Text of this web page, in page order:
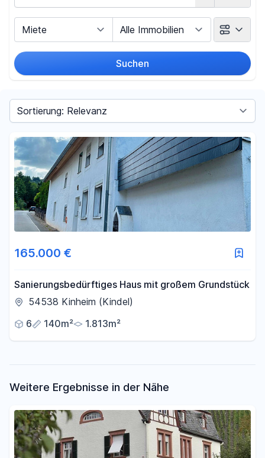
Suchen
- €
Filter für Preis zurücksetzen
Sortieren nach
165.000 €
Sanierungsbedürftiges Haus mit großem Grundstück
54538 Kinheim (Kindel)
6
140m² 1.813m²
Weitere Ergebnisse in der Nähe